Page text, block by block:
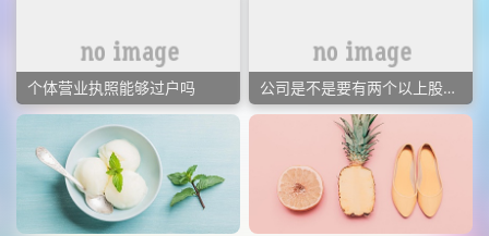
个体营业执照能够过户吗 公司是不是要有两个以上股东才可以注册